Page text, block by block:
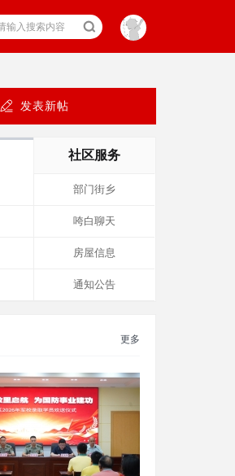
发表新帖
社区服务
部门街乡
咵白聊天
房屋信息
通知公告
更多